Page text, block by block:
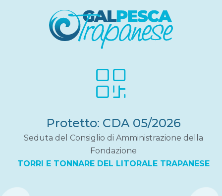
Protetto: CDA 05/2026
Seduta del Consiglio di Amministrazione della
Fondazione
TORRI E TONNARE DEL LITORALE TRAPANESE